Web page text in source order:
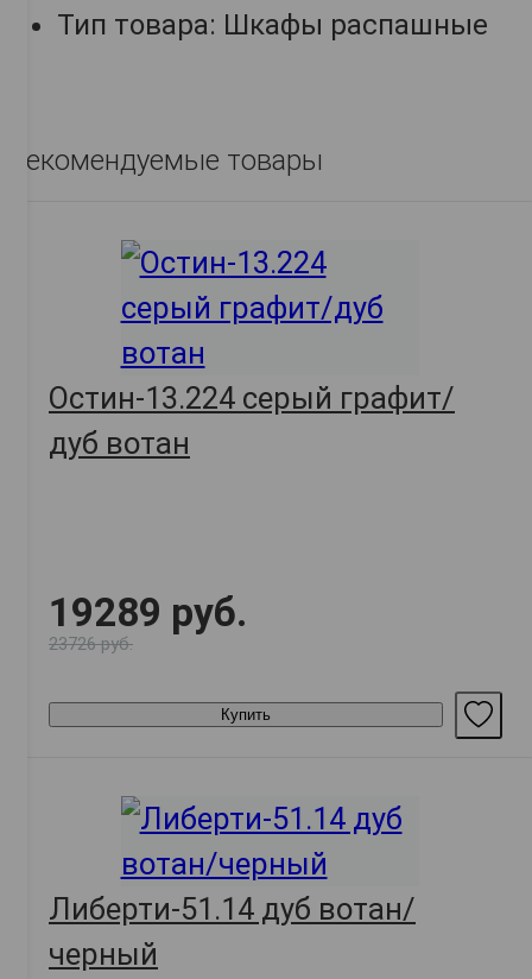
Тип товара: Шкафы распашные
Рекомендуемые товары
Остин-13.224 серый графит/
дуб вотан
19289 руб.
23726 руб.
Купить
Либерти-51.14 дуб вотан/
черный